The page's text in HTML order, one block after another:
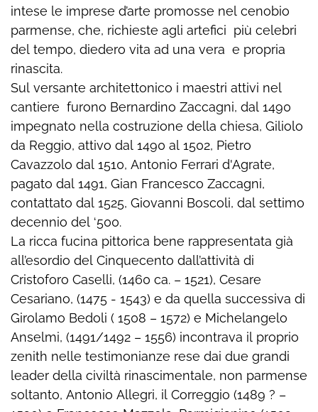
intese le imprese d’arte promosse nel cenobio
parmense, che, richieste agli artefici più celebri
del tempo, diedero vita ad una vera e propria
rinascita.
Sul versante architettonico i maestri attivi nel
cantiere furono Bernardino Zaccagni, dal 1490
impegnato nella costruzione della chiesa, Giliolo
da Reggio, attivo dal 1490 al 1502, Pietro
Cavazzolo dal 1510, Antonio Ferrari d'Agrate,
pagato dal 1491, Gian Francesco Zaccagni,
contattato dal 1525, Giovanni Boscoli, dal settimo
decennio del ‘500.
La ricca fucina pittorica bene rappresentata già
all’esordio del Cinquecento dall’attività di
Cristoforo Caselli, (1460 ca. – 1521), Cesare
Cesariano, (1475 - 1543) e da quella successiva di
Girolamo Bedoli ( 1508 – 1572) e Michelangelo
Anselmi, (1491/1492 – 1556) incontrava il proprio
zenith nelle testimonianze rese dai due grandi
leader della civiltà rinascimentale, non parmense
soltanto, Antonio Allegri, il Correggio (1489 ? –